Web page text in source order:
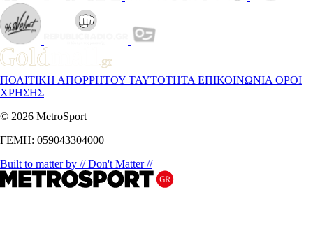
ΠΟΛΙΤΙΚΗ ΑΠΟΡΡΗΤΟΥ ΤΑΥΤΟΤΗΤΑ ΕΠΙΚΟΙΝΩΝΙΑ ΟΡΟΙ
ΧΡΗΣΗΣ
© 2026 MetroSport
ΓΕΜΗ: 059043304000
Built to matter by // Don't Matter //